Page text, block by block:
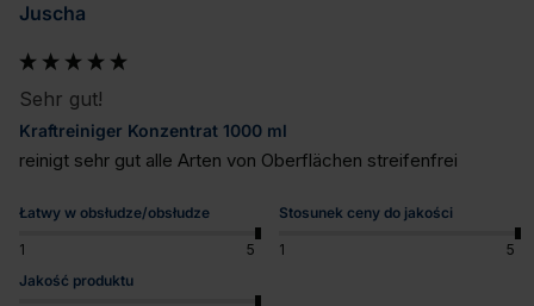
Juscha
Sehr gut!
Kraftreiniger Konzentrat 1000 ml
reinigt sehr gut alle Arten von Oberflächen streifenfrei
Łatwy w obsłudze/obsłudze
1 5
Stosunek ceny do jakości
1
5
Jakość produktu